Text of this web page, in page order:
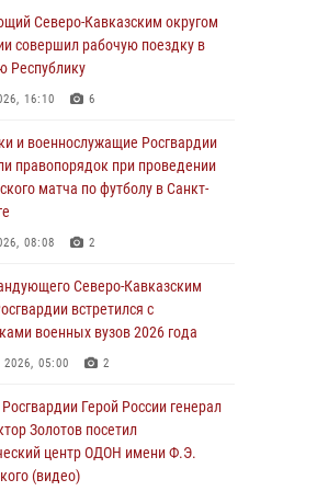
вам о Герое»: подвиг Героя
Перца (видео)
2026, 11:00
нуждающимся гражданам
2026, 09:00
Республике пожарные расчеты
и МЧС отработали
2026, 08:00 2
регионах России
ведомственная акция
2026, 08:00 8
росгвардейцы помогли вернуть
пропавшую мать
Северо-Кавказским округом
совершил рабочую поездку в
Республику
16:10 6
и военнослужащие Росгвардии
правопорядок при проведении
матча по футболу в Санкт-
08:08 2
Северо-Кавказским
встретился с
военных вузов 2026 года
2026, 05:00 2
Герой России генерал
Золотов посетил
центр ОДОН имени Ф.Э.
(видео)